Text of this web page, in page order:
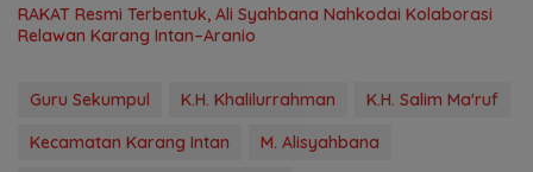
RAKAT Resmi Terbentuk, Ali Syahbana Nahkodai Kolaborasi
Relawan Karang Intan–Aranio
Guru Sekumpul K.H. Khalilurrahman
K.H. Salim Ma'ruf
Kecamatan Karang Intan
M. Alisyahbana